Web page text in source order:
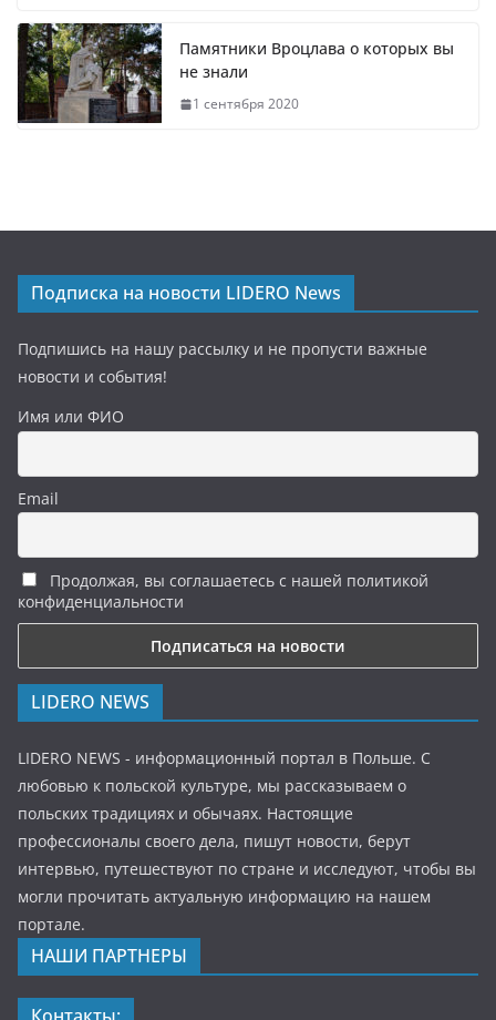
Памятники Вроцлава о которых вы
не знали
1 сентября 2020
Подписка на новости LIDERO News
Подпишись на нашу рассылку и не пропусти важные
новости и события!
Имя или ФИО
Email
Продолжая, вы соглашаетесь с нашей политикой
конфиденциальности
LIDERO NEWS
LIDERO NEWS - информационный портал в Польше. С
любовью к польской культуре, мы рассказываем о
польских традициях и обычаях. Настоящие
профессионалы своего дела, пишут новости, берут
интервью, путешествуют по стране и исследуют, чтобы вы
могли прочитать актуальную информацию на нашем
портале.
НАШИ ПАРТНЕРЫ